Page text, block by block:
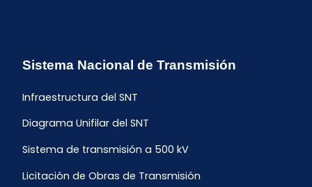
Sistema Nacional de Transmisión
Infraestructura del SNT
Diagrama Unifilar del SNT
Sistema de transmisión a 500 kV
Licitación de Obras de Transmisión